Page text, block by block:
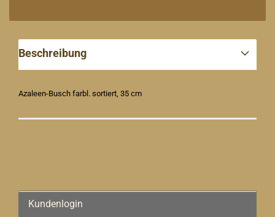
Beschreibung
Azaleen-Busch farbl. sortiert, 35 cm
Kundenlogin